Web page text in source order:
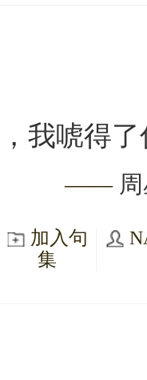
我唬得
——
加入句
集